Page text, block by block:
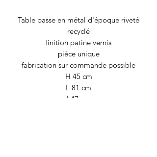
Table basse en métal d'époque riveté
recyclé
finition patine vernis
pièce unique
fabrication sur commande possible
H 45 cm
L 81 cm
l 47 cm